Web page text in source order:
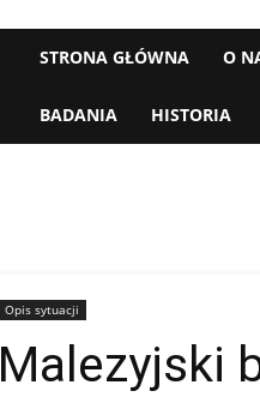
STRONA GŁÓWNA O
BADANIA HISTORIA
Opis sytuacji
Malezyjski